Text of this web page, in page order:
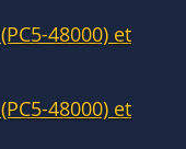
48000) et
48000) et